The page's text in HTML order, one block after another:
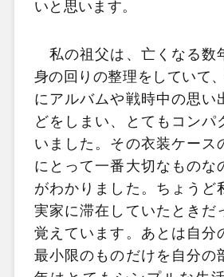
いと思います。
私の祖父は、亡くなる数
身の回りの整理をしていて
にアルバムや戦時中の思い
どをしまい、とてもコンパ
いました。その衣装ケース
にとって一番大切なものな
がわかりました。ちょうど
実家に滞在していたときだ
覚えています。あとは自分
最小限のものだけを自分の